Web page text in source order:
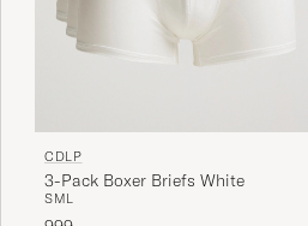
CDLP
3-Pack Boxer Briefs White
SML